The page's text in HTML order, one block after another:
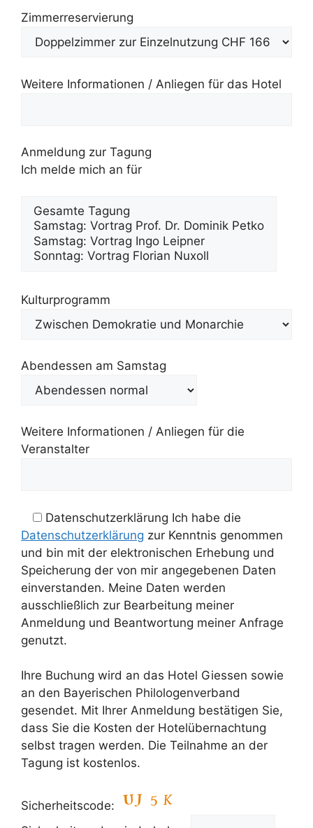
Zimmerreservierung
Weitere Informationen / Anliegen für das Hotel
Anmeldung zur Tagung
Ich melde mich an für
Kulturprogramm
Abendessen am Samstag
Weitere Informationen / Anliegen für die
Veranstalter
Datenschutzerklärung Ich habe die
Datenschutzerklärung zur Kenntnis genommen
und bin mit der elektronischen Erhebung und
Speicherung der von mir angegebenen Daten
einverstanden. Meine Daten werden
ausschließlich zur Bearbeitung meiner
Anmeldung und Beantwortung meiner Anfrage
genutzt.
Ihre Buchung wird an das Hotel Giessen sowie
an den Bayerischen Philologenverband
gesendet. Mit Ihrer Anmeldung bestätigen Sie,
dass Sie die Kosten der Hotelübernachtung
selbst tragen werden. Die Teilnahme an der
Tagung ist kostenlos.
Sicherheitscode: